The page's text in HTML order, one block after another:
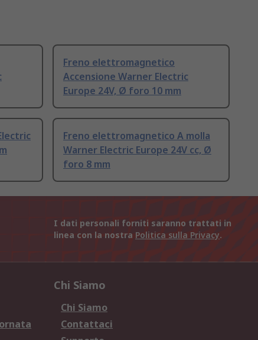
Freno elettromagnetico
Accensione Warner Electric
Europe 24V, Ø foro 10 mm
Freno elettromagnetico A molla
Warner Electric Europe 24V cc, Ø
foro 8 mm
I dati personali forniti saranno trattati in
linea con la nostra Politica sulla Privacy.
Chi Siamo
Chi Siamo
Contattaci